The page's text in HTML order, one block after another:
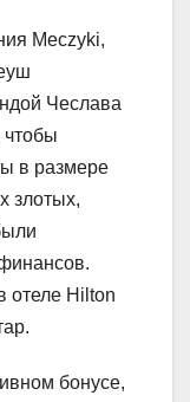
Meczyki,
Чеслава
в размере
злотых,
отеле Hilton
бонусе,